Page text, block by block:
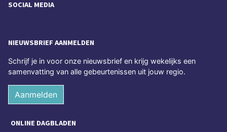
SOCIAL MEDIA
NIEUWSBRIEF AANMELDEN
Schrijf je in voor onze nieuwsbrief en krijg wekelijks een
samenvatting van alle gebeurtenissen uit jouw regio.
Aanmelden
ONLINE DAGBLADEN